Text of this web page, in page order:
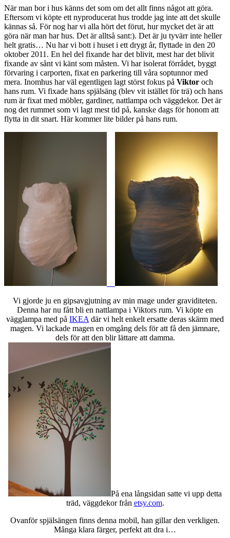
När man bor i hus känns det som om det allt finns något att göra.
Eftersom vi köpte ett nyproducerat hus trodde jag inte att det skulle
kännas så. För nog har vi alla hört det förut, hur mycket det är att
göra när man har hus. Det är alltså sant:). Det är ju tyvärr inte heller
helt gratis… Nu har vi bott i huset i ett drygt år, flyttade in den 20
oktober 2011. En hel del fixande har det blivit, mest har det blivit
fixande av sånt vi känt som måsten. Vi har isolerat förrådet, byggt
förvaring i carporten, fixat en parkering till våra soptunnor med
mera. Inomhus har väl egentligen lagt störst fokus på Viktor och
hans rum. Vi fixade hans spjälsäng (blev vit istället för trä) och hans
rum är fixat med möbler, gardiner, nattlampa och väggdekor. Det är
nog det rummet som vi lagt mest tid på, kanske dags för honom att
flytta in dit snart. Här kommer lite bilder på hans rum.
Vi gjorde ju en gipsavgjutning av min mage under graviditeten.
Denna har nu fått bli en nattlampa i Viktors rum. Vi köpte en
vägglampa med på IKEA där vi helt enkelt ersatte deras skärm med
magen. Vi lackade magen en omgång dels för att få den jämnare,
dels för att den blir lättare att damma.
På ena långsidan satte vi upp detta
träd, väggdekor från etsy.com.
Ovanför spjälsängen finns denna mobil, han gillar den verkligen.
Många klara färger, perfekt att dra i…